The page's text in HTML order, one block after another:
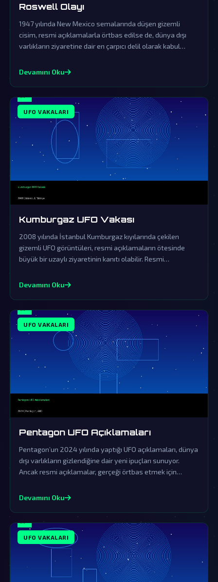
Roswell Olayı
1947 yılında New Mexico semalarında düşen gizemli
cisim, resmi açıklamalarla örtbas edilse de, dünya dışı
varlıkların ziyaretine dair en çarpıcı delil olarak kabul
Devamını Oku
UFO VAKALARI
Kumburgaz UFO Vakası
2008 yılında İstanbul Kumburgaz kıyılarında çekilen
gizemli UFO görüntüleri, resmi açıklamaların ötesinde
büyük bir uzaylı ziyaretinin kanıtı olabilir. Resmi
dünya dışı varlıkların varlığını sorgulatmaktadır.
Devamını Oku
UFO VAKALARI
Pentagon UFO Açıklamaları
Pentagon’un 2024 yılında yaptığı UFO açıklamaları, dünya
dışı varlıkların gizlendiğine dair yeni ipuçları sunuyor.
Ancak resmi açıklamalar, gerçeği örtbas etmek için
Devamını Oku
UFO VAKALARI